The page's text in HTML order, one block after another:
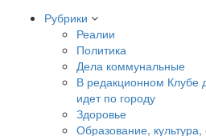
Рубрики
Реалии
Политика
Дела коммунальные
В редакционном Клубе
идет по городу
Здоровье
Образование, культура,